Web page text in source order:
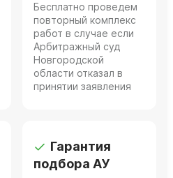
Бесплатно проведем
повторный комплекс
работ в случае если
Арбитражный суд
Новгородской
области отказал в
принятии заявления
Гарантия
подбора АУ